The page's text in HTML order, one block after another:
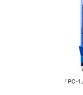
「PC-